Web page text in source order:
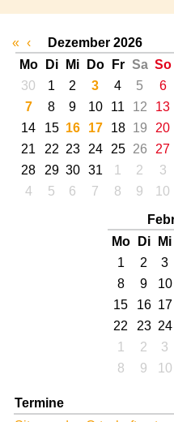
« ‹
Dezember 2026
Mo
Di Mi Do Fr Sa So
30
1 2 3 4 5
6
7
8 9 10 11 12
13
14
15 16 17 18 19
20
21
22 23 24 25 26
27
28
29 30 31 1 2
3
4
5 6 7 8 9 10
Mo
Di Mi
1
2 3
8
9 10
15
16 17
22
23 24
1
2 3
8
9 10
Termine